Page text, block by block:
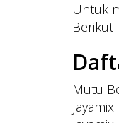
Untuk
Berikut
Mutu